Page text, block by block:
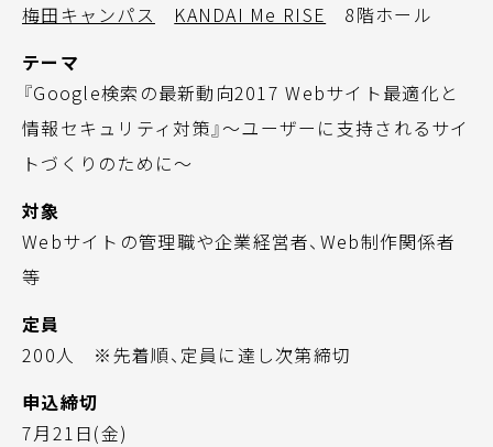
梅田キャンパス
KANDAI Me RISE 8階ホール
テーマ
『Google検索の最新動向2017 Webサイト最適化と
情報セキュリティ対策』～ユーザーに支持されるサイ
トづくりのために～
対象
Webサイトの管理職や企業経営者、Web制作関係者
等
定員
200人 ※先着順、定員に達し次第締切
申込締切
7月21日(金)